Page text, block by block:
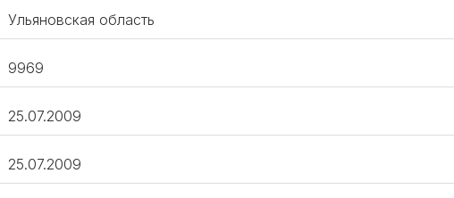
Ульяновская область
9969
25.07.2009
25.07.2009